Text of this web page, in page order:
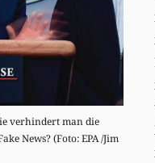
verhindert man die
News? (Foto: EPA /Jim